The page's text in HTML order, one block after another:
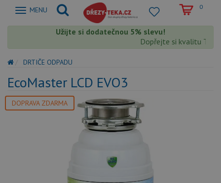
Zobrazit
MENU 0
Užijte si dodatečnou 5% slevu!
Dopřejte si kvalitu
DRTIČE ODPADU
EcoMaster LCD EVO3
DOPRAVA ZDARMA